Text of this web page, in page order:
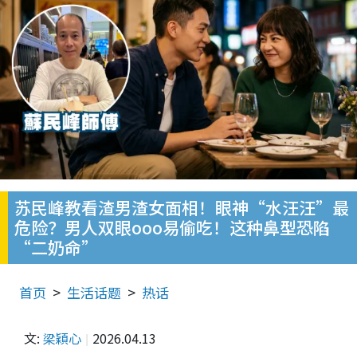
苏民峰教看渣男渣女面相！眼神“水汪汪”最
危险？男人双眼ooo易偷吃！这种鼻型恐陷
“二奶命”
首页 生活话题 热话
文: 梁穎心 2026.04.13